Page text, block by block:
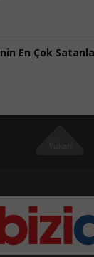
En Çok